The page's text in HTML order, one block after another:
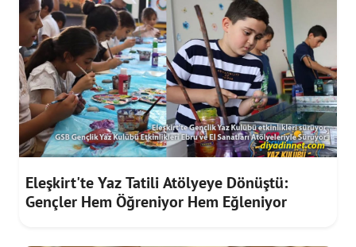
Eleşkirt'te Yaz Tatili Atölyeye Dönüştü:
Gençler Hem Öğreniyor Hem Eğleniyor